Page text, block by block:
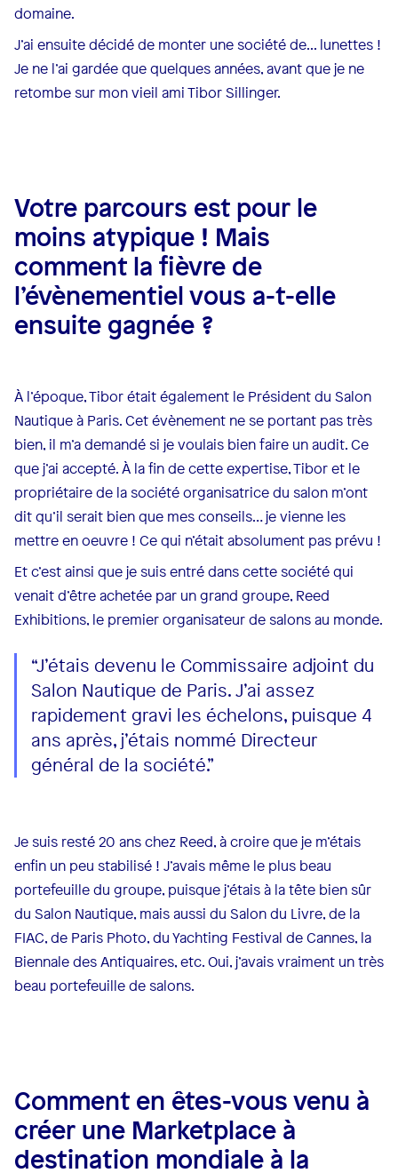
domaine.
J’ai ensuite décidé de monter une société de... lunettes !
Je ne l’ai gardée que quelques années, avant que je ne
retombe sur mon vieil ami Tibor Sillinger.
Votre parcours est pour le
moins atypique ! Mais
comment la fièvre de
l’évènementiel vous a-t-elle
ensuite gagnée ?
À l’époque, Tibor était également le Président du Salon
Nautique à Paris. Cet évènement ne se portant pas très
bien, il m’a demandé si je voulais bien faire un audit. Ce
que j’ai accepté. À la fin de cette expertise, Tibor et le
propriétaire de la société organisatrice du salon m’ont
dit qu’il serait bien que mes conseils… je vienne les
mettre en oeuvre ! Ce qui n’était absolument pas prévu !
Et c’est ainsi que je suis entré dans cette société qui
venait d’être achetée par un grand groupe, Reed
Exhibitions, le premier organisateur de salons au monde.
“J’étais devenu le Commissaire adjoint du
Salon Nautique de Paris. J’ai assez
rapidement gravi les échelons, puisque 4
ans après, j’étais nommé Directeur
général de la société.”
Je suis resté 20 ans chez Reed, à croire que je m’étais
enfin un peu stabilisé ! J’avais même le plus beau
portefeuille du groupe, puisque j’étais à la tête bien sûr
du Salon Nautique, mais aussi du Salon du Livre, de la
FIAC, de Paris Photo, du Yachting Festival de Cannes, la
Biennale des Antiquaires, etc. Oui, j’avais vraiment un très
beau portefeuille de salons.
Comment en êtes-vous venu à
créer une Marketplace à
destination mondiale à la